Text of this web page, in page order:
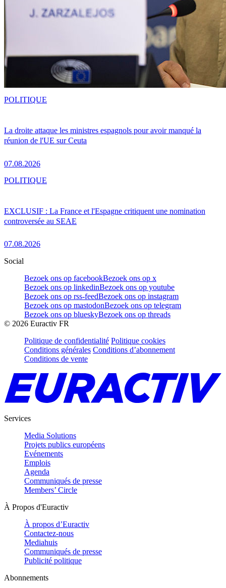
La droite attaque les ministres espagnols pour avoir manqué la
réunion de l'UE sur Ceuta
07.08.2026
POLITIQUE
EXCLUSIF : La France et l'Espagne critiquent une nomination
controversée au SEAE
07.08.2026
POLITIQUE
Social
Bezoek ons op facebookBezoek ons op x
Bezoek ons op linkedinBezoek ons op youtube
Bezoek ons op rss-feedBezoek ons op instagram
Bezoek ons op mastodonBezoek ons op telegram
Bezoek ons op blueskyBezoek ons op threads
© 2026 Euractiv FR
Politique de confidentialité Politique cookies
Conditions générales Conditions d’abonnement
Conditions de vente
Services
Media Solutions
Projets publics européens
Evénements
Emplois
Agenda
Communiqués de presse
Members’ Circle
À Propos d'Euractiv
À propos d’Euractiv
Contactez-nous
Mediahuis
Communiqués de presse
Publicité politique
Abonnements